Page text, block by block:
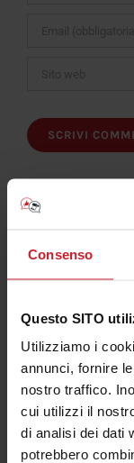
Consenso
Questo SITO
Utilizziamo i
annunci, fornire
nostro traffico.
cui utilizzi il
di analisi dei dati
potrebbero
Iscriviti al Canale
Articolo più letti